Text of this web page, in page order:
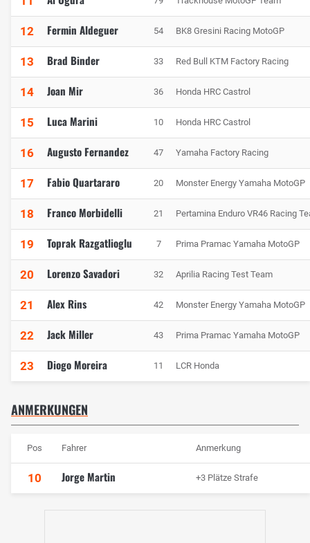
12 Fermin Aldeguer 54 BK8 Gresini Racing MotoGP
13 Brad Binder 33 Red Bull KTM Factory Racing
14 Joan Mir 36 Honda HRC Castrol
15 Luca Marini 10 Honda HRC Castrol
16 Augusto Fernandez 47 Yamaha Factory Racing
17 Fabio Quartararo 20 Monster Energy Yamaha MotoGP
18 Franco Morbidelli 21 Pertamina Enduro VR46 Racing
19 Toprak Razgatlioglu 7 Prima Pramac Yamaha MotoGP
20 Lorenzo Savadori 32 Aprilia Racing Test Team
21 Alex Rins 42 Monster Energy Yamaha MotoGP
22 Jack Miller 43 Prima Pramac Yamaha MotoGP
23 Diogo Moreira 11 LCR Honda
ANMERKUNGEN
Pos Fahrer Anmerkung
10 Jorge Martin +3 Plätze Strafe